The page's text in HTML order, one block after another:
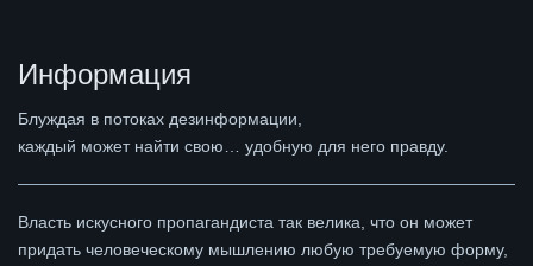
Информация
Блуждая в потоках дезинформации,
каждый может найти свою… удобную для него правду.
Власть искусного пропагандиста так велика, что он может
придать человеческому мышлению любую требуемую форму,